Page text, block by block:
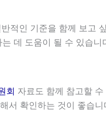
적인 기준을 함께 보고
데 도움이 될 수 있습
회 자료도 함께 참고할
서 확인하는 것이 좋습니